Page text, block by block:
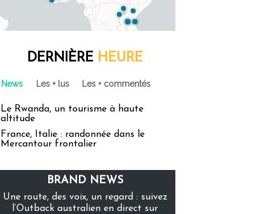
DERNIÈRE HEURE
News Les + lus Les + commentés
Le Rwanda, un tourisme à haute
altitude
France, Italie : randonnée dans le
Mercantour frontalier
BRAND NEWS
Une route, des voix, un regard : suivez
l’Outback australien en direct sur